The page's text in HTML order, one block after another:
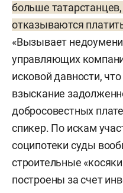
больше
отказываются
«Вызывает
управляющих
исковой давности,
взыскание
добросовестных
спикер. По искам
соципотеки суды
строительные
построены за счет